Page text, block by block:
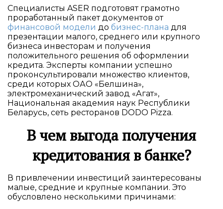
Специалисты ASER подготовят грамотно
проработанный пакет документов от
финансовой модели до бизнес-плана для
презентации малого, среднего или крупного
бизнеса инвесторам и получения
положительного решения об оформлении
кредита. Эксперты компании успешно
проконсультировали множество клиентов,
среди которых ОАО «Белшина»,
электромеханический завод «Агат»,
Национальная академия наук Республики
Беларусь, сеть ресторанов DODO Pizza.
В чем выгода получения
кредитования в банке?
В привлечении инвестиций заинтересованы
малые, средние и крупные компании. Это
обусловлено несколькими причинами: